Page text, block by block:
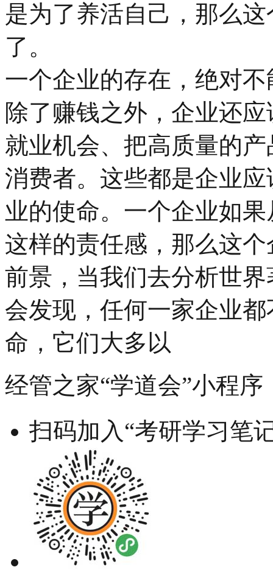
是为了养活自己，那么
了。
一个企业的存在，绝对
除了赚钱之外，企业还
就业机会、把高质量的
消费者。这些都是企业
业的使命。一个企业如
这样的责任感，那么这
前景，当我们去分析世
会发现，任何一家企业
命，它们大多以
经管之家“学道会”小程序
扫码加入“考研学习笔